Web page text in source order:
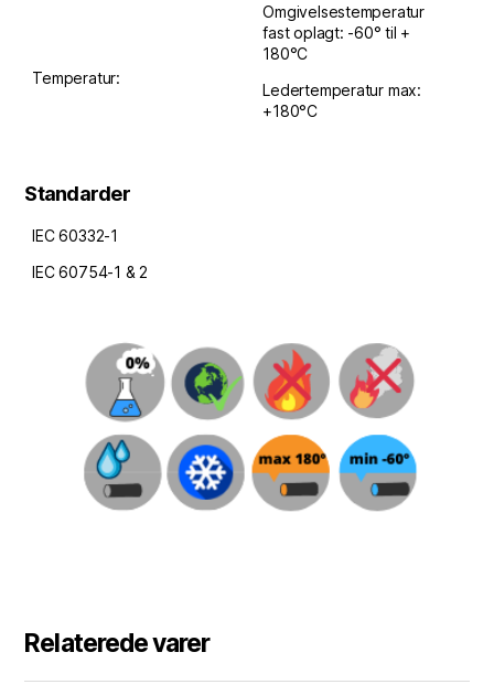
Temperatur:
Omgivelsestemperatur
fast oplagt: -60° til +
180°C
Ledertemperatur max:
+180°C
Standarder
IEC 60332-1
IEC 60754-1 & 2
Relaterede varer